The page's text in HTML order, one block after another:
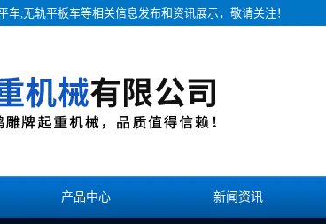
车,无轨平板车等相关信息发布和资讯展示，敬请关注！
产品中心 新闻资讯